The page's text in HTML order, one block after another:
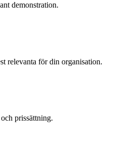
demonstration.
relevanta för din organisation.
prissättning.